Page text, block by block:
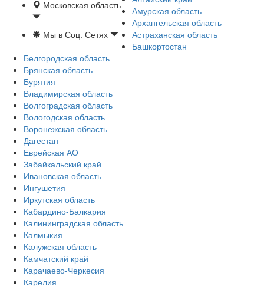
Московская область
Мы в Соц. Сетях
Амурская область
Архангельская область
Астраханская область
Башкортостан
Белгородская область
Брянская область
Бурятия
Владимирская область
Волгоградская область
Вологодская область
Воронежская область
Дагестан
Еврейская АО
Забайкальский край
Ивановская область
Ингушетия
Иркутская область
Кабардино-Балкария
Калининградская область
Калмыкия
Калужская область
Камчатский край
Карачаево-Черкесия
Карелия